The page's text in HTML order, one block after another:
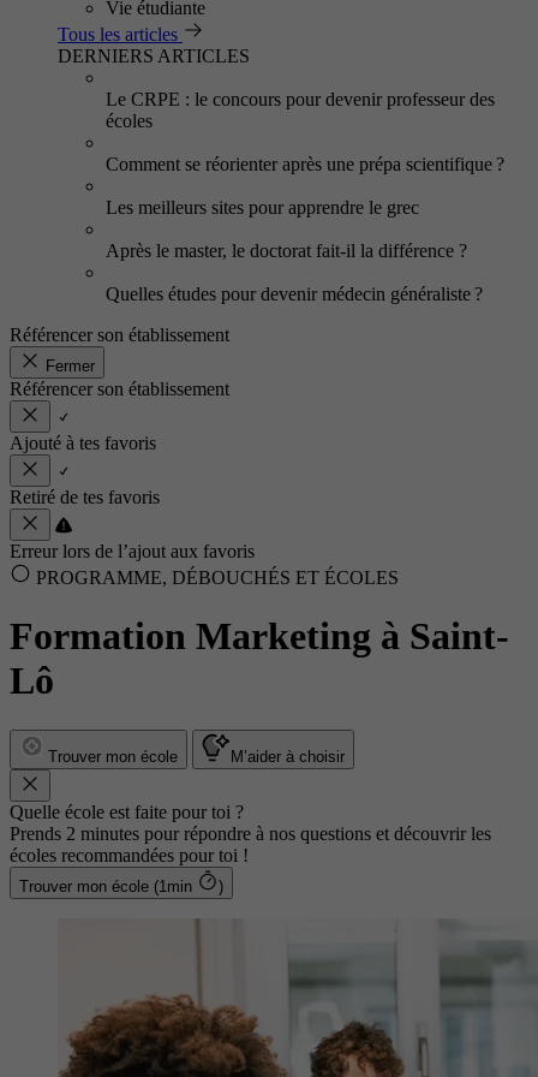
Vie étudiante
Tous les articles
DERNIERS ARTICLES
Le CRPE : le concours pour devenir professeur des
écoles
Comment se réorienter après une prépa scientifique ?
Les meilleurs sites pour apprendre le grec
Après le master, le doctorat fait-il la différence ?
Quelles études pour devenir médecin généraliste ?
Référencer son établissement
Fermer
Référencer son établissement
Ajouté à tes favoris
Retiré de tes favoris
Erreur lors de l’ajout aux favoris
PROGRAMME, DÉBOUCHÉS ET ÉCOLES
Formation Marketing à Saint-
Lô
Trouver mon école M’aider à choisir
Quelle école est faite pour toi ?
Prends 2 minutes pour répondre à nos questions et découvrir les
écoles recommandées pour toi !
Trouver mon école (1min )